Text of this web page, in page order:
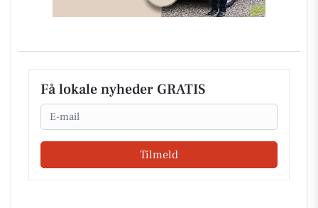
Få lokale nyheder GRATIS
Email
Tilmeld